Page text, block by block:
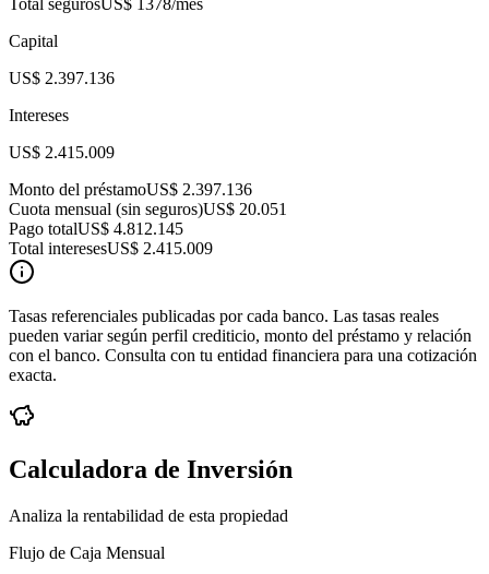
Total segurosUS$ 1378/mes
Capital
US$ 2.397.136
Intereses
US$ 2.415.009
Monto del préstamoUS$ 2.397.136
Cuota mensual (sin seguros)US$ 20.051
Pago totalUS$ 4.812.145
Total interesesUS$ 2.415.009
Tasas referenciales publicadas por cada banco. Las tasas reales
pueden variar según perfil crediticio, monto del préstamo y relación
con el banco. Consulta con tu entidad financiera para una cotización
exacta.
Calculadora de Inversión
Analiza la rentabilidad de esta propiedad
Flujo de Caja Mensual